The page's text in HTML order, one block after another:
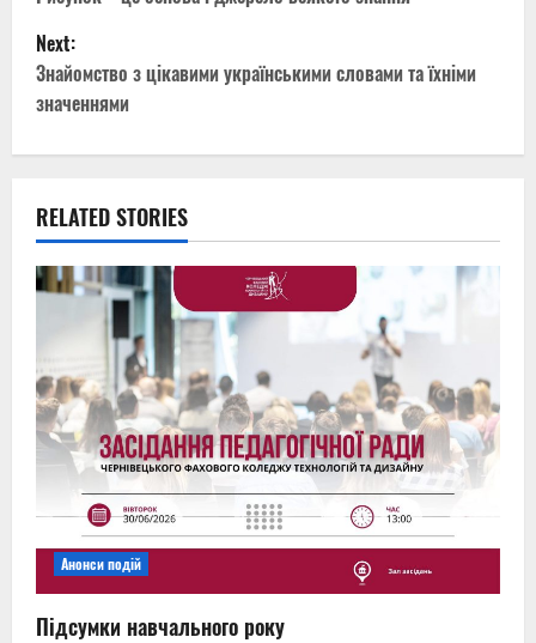
s
t
n
a
v
i
g
a
t
i
o
n
Next:
Знайомство з цікавими українськими словами та їхніми
значеннями
RELATED STORIES
Анонси подій
Підсумки навчального року